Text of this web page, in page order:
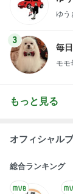
ゆう
3
毎
モモ
もっと見る
オフィシャル
総合ランキング